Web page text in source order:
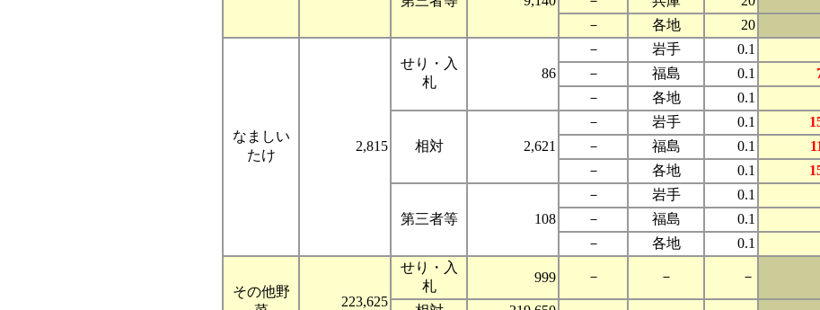
－
各地 20
なましい
たけ
2,815
せり・入
札
86
－ 岩手 0.1
－
福島 0.1
－
各地 0.1
相対 2,621
－ 岩手 0.1
－
福島 0.1
－
各地 0.1
第三者等 108
－ 岩手 0.1
－
福島 0.1
－
各地 0.1
その他野
223,625
せり・入
札
999 － － －